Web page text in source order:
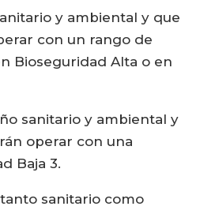
y ambiental y que
con un rango de
Bioseguridad Alta o en
sanitario y ambiental y
operar con una
Baja 3.
sanitario como